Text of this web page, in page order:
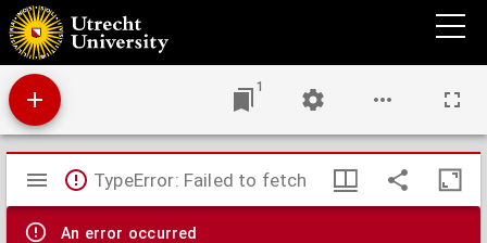
Een onderzoek naar het voorkomen van bachterien in het bloed bij de grote huisdieren
tijdens puerperale ziektetoestanden
1
Mirador
viewer
TypeError: Failed to fetch
An error occurred